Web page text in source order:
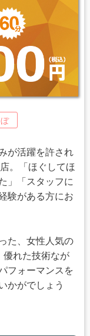
が活躍を許され
。「ほぐしてほ
」「スタッフに
験がある方にお
た、女性人気の
優れた技術なが
フォーマンスを
かがでしょう